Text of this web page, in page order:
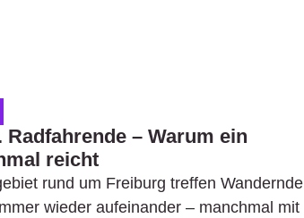
Radfahrende – Warum ein
reicht
rund um Freiburg treffen Wandernde
wieder aufeinander – manchmal mit